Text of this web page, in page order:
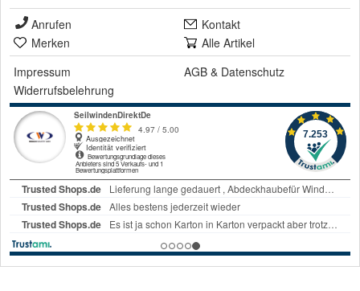
Anrufen
Kontakt
Merken
Alle Artikel
Impressum
AGB & Datenschutz
Widerrufsbelehrung